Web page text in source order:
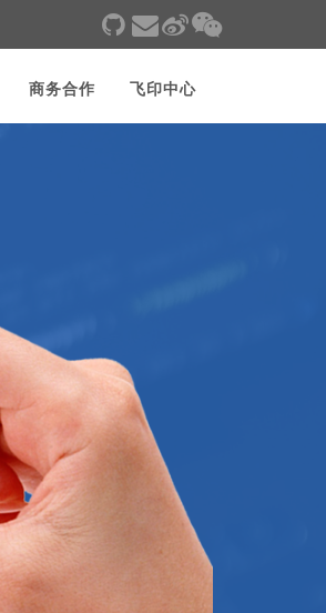
商务合作 飞印中心